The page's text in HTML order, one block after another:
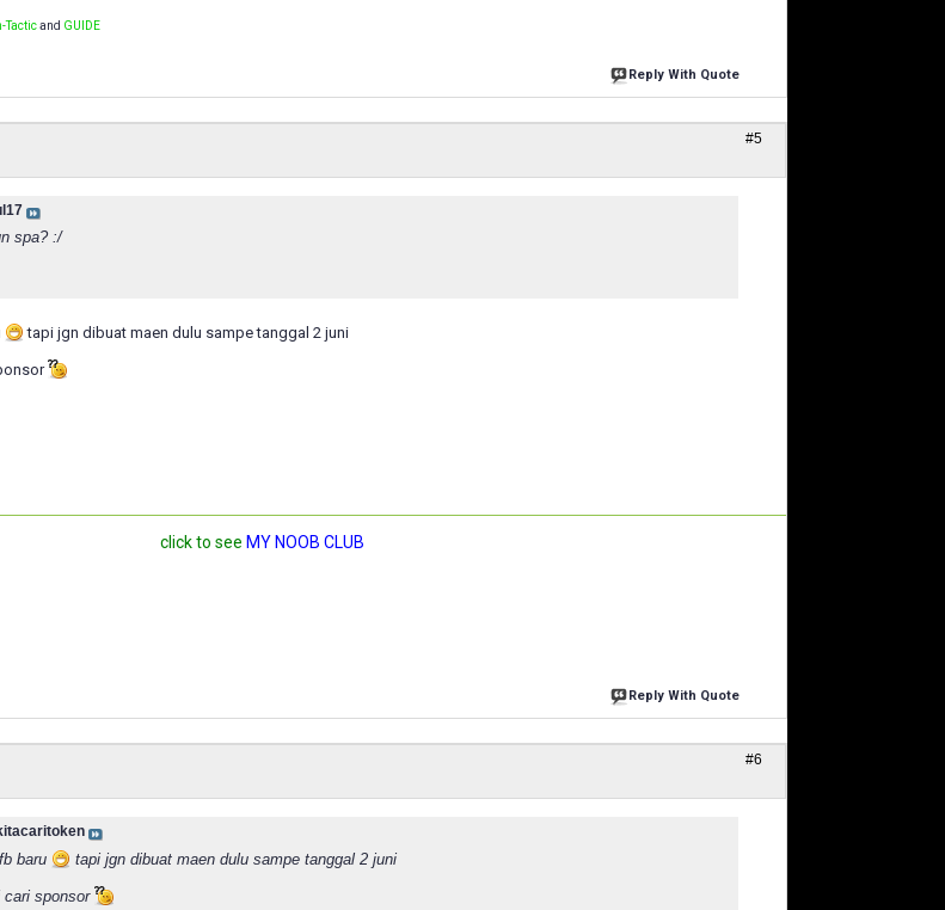
Tacticand GUIDE
Reply With Quote
#5
spa? :/
tapi jgn dibuat maen dulu sampe tanggal 2 juni
click to see MY NOOB CLUB
Reply With Quote
#6
baru tapi jgn dibuat maen dulu sampe tanggal 2 juni
cari sponsor